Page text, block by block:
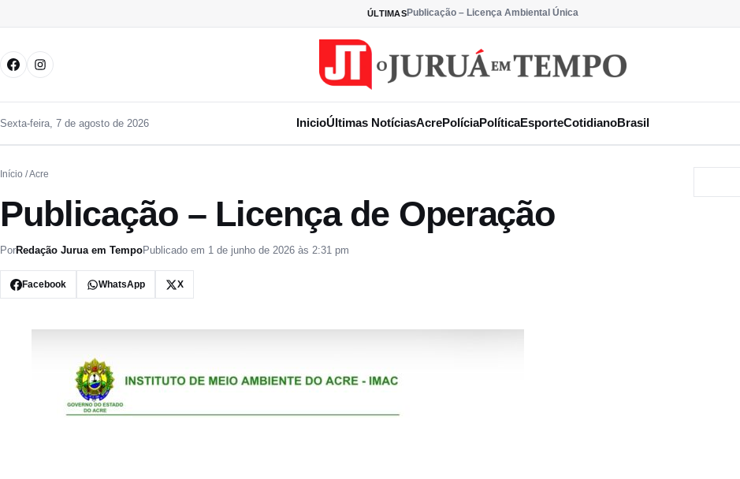
ÚLTIMASPublicação – Licença Ambiental Única
Sexta-feira, 7 de agosto de 2026 InicioÚltimas NotíciasAcrePolíciaPolíticaEsporteCotidianoBrasil
Início / Acre
Publicação – Licença de Operação
PorRedação Jurua em TempoPublicado em 1 de junho de 2026 às 2:31 pm
Facebook WhatsApp X